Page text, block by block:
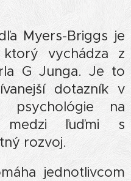
Myers-Briggs je
vychádza z
G Junga. Je to
dotazník v
psychológie na
medzi ľuďmi s
rozvoj.
jednotlivcom